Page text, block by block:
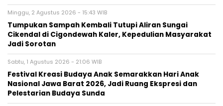
Minggu, 2 Agustus 2026 - 15:43 WIB
Tumpukan Sampah Kembali Tutupi Aliran Sungai
Cikendal di Cigondewah Kaler, Kepedulian Masyarakat
Jadi Sorotan
Sabtu, 1 Agustus 2026 - 21:06 WIB
Festival Kreasi Budaya Anak Semarakkan Hari Anak
Nasional Jawa Barat 2026, Jadi Ruang Ekspresi dan
Pelestarian Budaya Sunda